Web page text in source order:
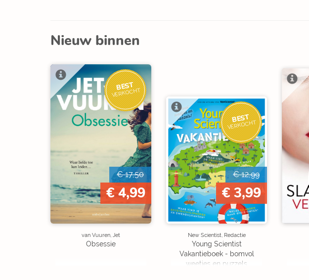
Nieuw binnen
BEST
VERKOCHT
€ 17,50
€ 4,99
van Vuuren, Jet
Obsessie
BEST
VERKOCHT
€ 12,99
€ 3,99
New Scientist, Redactie
Young Scientist
Vakantieboek - bomvol
weetjes en puzzels